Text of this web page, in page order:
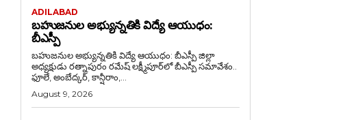
ADILABAD
బహుజనుల అభ్యున్నతికి విద్యే ఆయుధం:
బీఎస్పీ
బహుజనుల అభ్యున్నతికి విద్యే ఆయుధం: బీఎస్పీ జిల్లా
అధ్యక్షుడు రత్నాపురం రమేష్ లక్ష్మీపూర్‌లో బీఎస్పీ సమావేశం..
ఫూలే, అంబేద్కర్, కాన్షీరాం,...
August 9, 2026